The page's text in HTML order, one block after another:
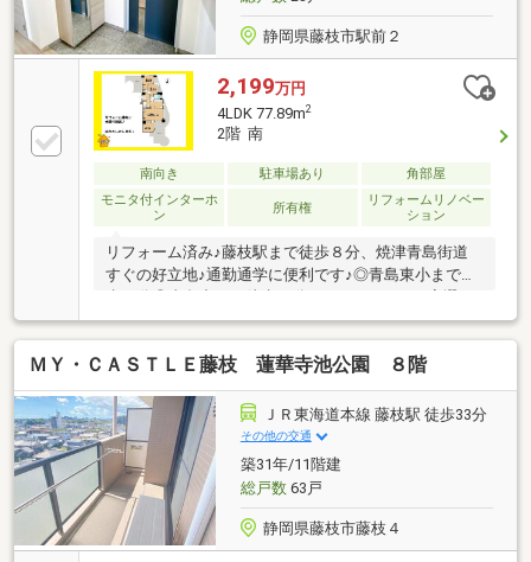
静岡県藤枝市駅前２
2,199万円
4LDK 77.89m2
2階 南
南向き 駐車場あり
角部屋
モニタ付インターホ
ン
所有権
リフォームリノベー
ション
リフォーム済み♪藤枝駅まで徒歩８分、焼津青島街道
すぐの好立地♪通勤通学に便利です♪◎青島東小まで徒
をしませんか？”あなた”にぴったりなお家探しのお手
伝い☆・物件選びのポイントって何？・月々のローン
は具体的にいくらくらいになるの？・住宅購入ってど
んな準備が必要なの？など、お家探しの『もやもや』
を『わくわく』に…！焼津・藤枝・島田エリアに特化
した地域密着の不動産屋さんです♪【お問い合わせ】
【資料請求】24時間受付中☆
ＭＹ・ＣＡＳＴＬＥ藤枝 蓮華寺池公園 ８階
ＪＲ東海道本線 藤枝駅 徒歩33分
その他の交通
築31年/11階建
総戸数63戸
静岡県藤枝市藤枝４